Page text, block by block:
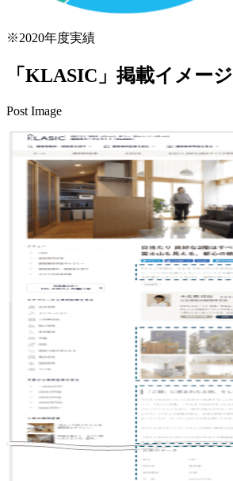
※2020年度実績
「KLASIC」掲載イメージ
Post Image